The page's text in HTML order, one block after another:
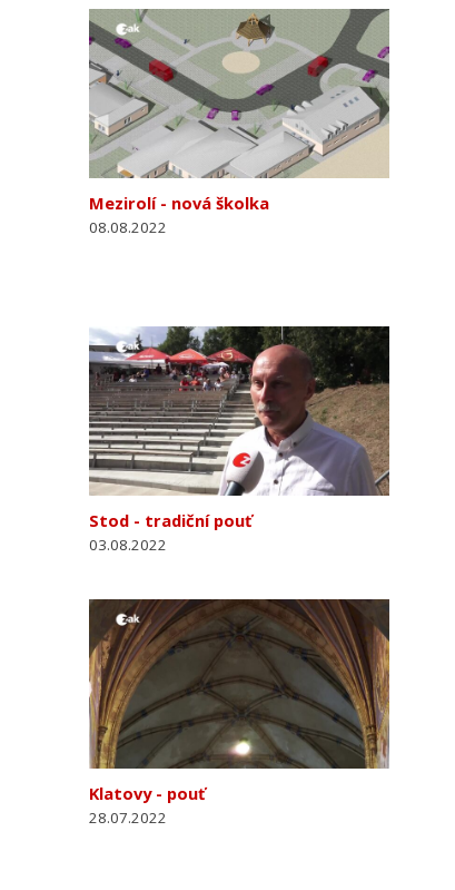
Mezirolí - nová školka
08.08.2022
Stod - tradiční pouť
03.08.2022
Klatovy - pouť
28.07.2022